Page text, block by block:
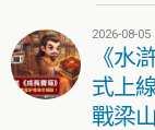
2026-08-05
《水
式上
戰梁山